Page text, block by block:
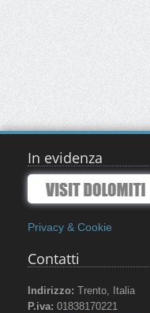
In evidenza
Privacy & Cookie
Contatti
Indirizzo: Trento, Italia
P.iva: 01838170221